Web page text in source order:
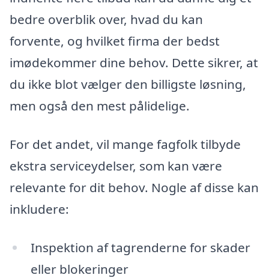
bedre overblik over, hvad du kan
forvente, og hvilket firma der bedst
imødekommer dine behov. Dette sikrer, at
du ikke blot vælger den billigste løsning,
men også den mest pålidelige.
For det andet, vil mange fagfolk tilbyde
ekstra serviceydelser, som kan være
relevante for dit behov. Nogle af disse kan
inkludere:
Inspektion af tagrenderne for skader
eller blokeringer